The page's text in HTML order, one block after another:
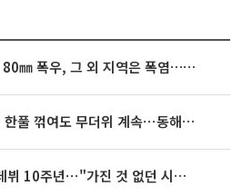
동해안은 시간당 80㎜ 폭우, 그 외 지역은 폭염…‘극과 극 날씨’
[내일 날씨] 폭염 한풀 꺾여도 무더위 계속⋯동해안 이틀 연속 비
임영웅, 어느덧 데뷔 10주년⋯"가진 것 없던 시절, 내 앞엔 20명의 팬뿐"